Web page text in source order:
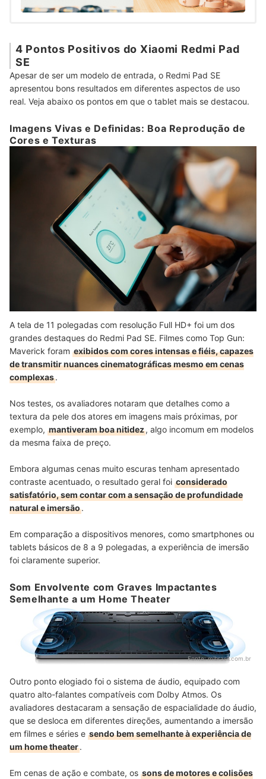
4 Pontos Positivos do Xiaomi Redmi Pad
SE
Apesar de ser um modelo de entrada, o Redmi Pad SE
apresentou bons resultados em diferentes aspectos de uso
real. Veja abaixo os pontos em que o tablet mais se destacou.
Imagens Vivas e Definidas: Boa Reprodução de
Cores e Texturas
A tela de 11 polegadas com resolução Full HD+ foi um dos
grandes destaques do Redmi Pad SE. Filmes como Top Gun:
Maverick foram exibidos com cores intensas e fiéis, capazes
de transmitir nuances cinematográficas mesmo em cenas
complexas.
Nos testes, os avaliadores notaram que detalhes como a
textura da pele dos atores em imagens mais próximas, por
exemplo, mantiveram boa nitidez, algo incomum em modelos
da mesma faixa de preço.
Embora algumas cenas muito escuras tenham apresentado
contraste acentuado, o resultado geral foi considerado
satisfatório, sem contar com a sensação de profundidade
natural e imersão.
Em comparação a dispositivos menores, como smartphones ou
tablets básicos de 8 a 9 polegadas, a experiência de imersão
foi claramente superior.
Som Envolvente com Graves Impactantes
Semelhante a um Home Theater
Fonte:mibrasil.com.br
Outro ponto elogiado foi o sistema de áudio, equipado com
quatro alto-falantes compatíveis com Dolby Atmos. Os
avaliadores destacaram a sensação de espacialidade do áudio,
que se desloca em diferentes direções, aumentando a imersão
em filmes e séries e sendo bem semelhante à experiência de
um home theater.
Em cenas de ação e combate, os sons de motores e colisões